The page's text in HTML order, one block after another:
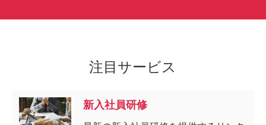
注目サービス
新入社員研修